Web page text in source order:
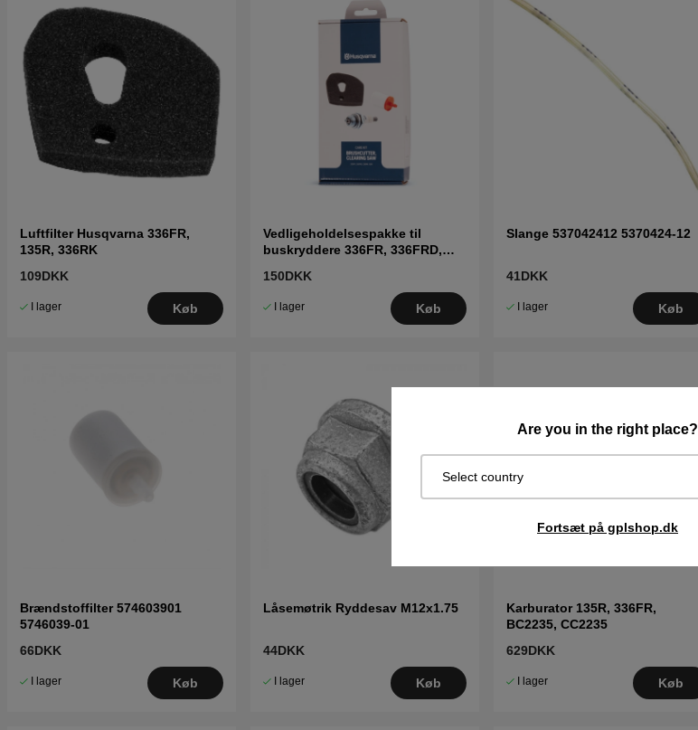
Are you in the right place?
Select country
Fortsæt på gplshop.dk
Luftfilter Husqvarna 336FR,
135R, 336RK
109DKK
I lager Køb
Vedligeholdelsespakke til
buskryddere 336FR, 336FRD,
150DKK
I lager Køb
Slange 537042412 5370424-12
41DKK
I lager Køb
Brændstoffilter 574603901
5746039-01
66DKK
I lager Køb
Låsemøtrik Ryddesav M12x1.75
44DKK
I lager Køb
Karburator 135R, 336FR,
BC2235, CC2235
629DKK
I lager Køb